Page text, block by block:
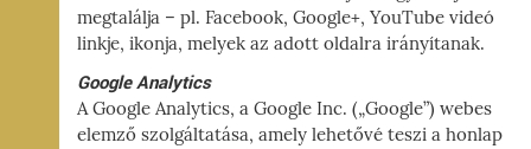
megtalálja – pl. Facebook, Google+, YouTube videó
linkje, ikonja, melyek az adott oldalra irányítanak.
Google Analytics
A Google Analytics, a Google Inc. („Google”) webes
elemző szolgáltatása, amely lehetővé teszi a honlap